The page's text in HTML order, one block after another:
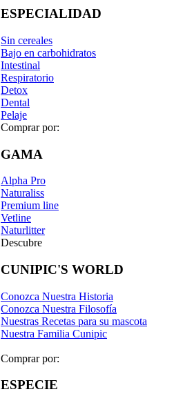
ESPECIALIDAD
Sin cereales
Bajo en carbohidratos
Intestinal
Respiratorio
Detox
Dental
Pelaje
Comprar por:
GAMA
Alpha Pro
Naturaliss
Premium line
Vetline
Naturlitter
Descubre
CUNIPIC'S WORLD
Conozca Nuestra Historia
Conozca Nuestra Filosofía
Nuestras Recetas para su mascota
Nuestra Familia Cunipic
Comprar por:
ESPECIE